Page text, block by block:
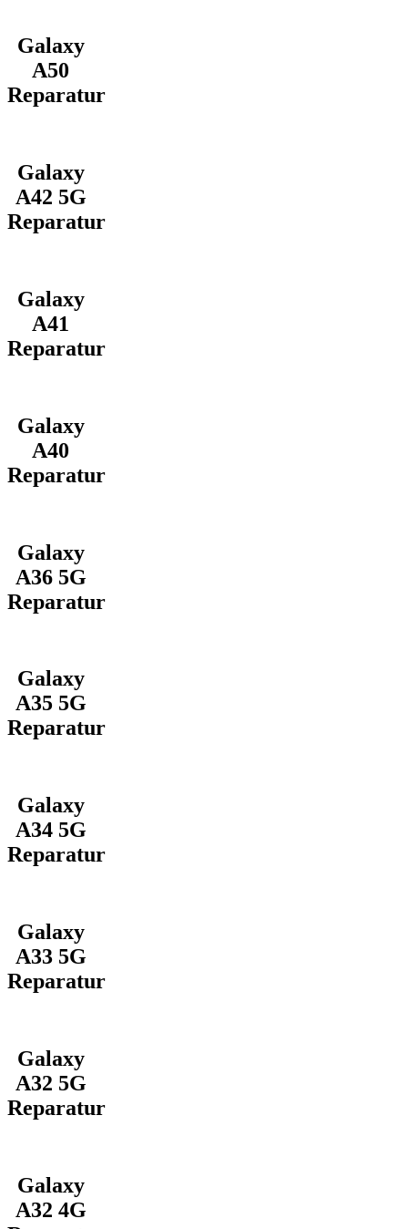
Galaxy
A50
Reparatur
Galaxy
A42 5G
Reparatur
Galaxy
A41
Reparatur
Galaxy
A40
Reparatur
Galaxy
A36 5G
Reparatur
Galaxy
A35 5G
Reparatur
Galaxy
A34 5G
Reparatur
Galaxy
A33 5G
Reparatur
Galaxy
A32 5G
Reparatur
Galaxy
A32 4G